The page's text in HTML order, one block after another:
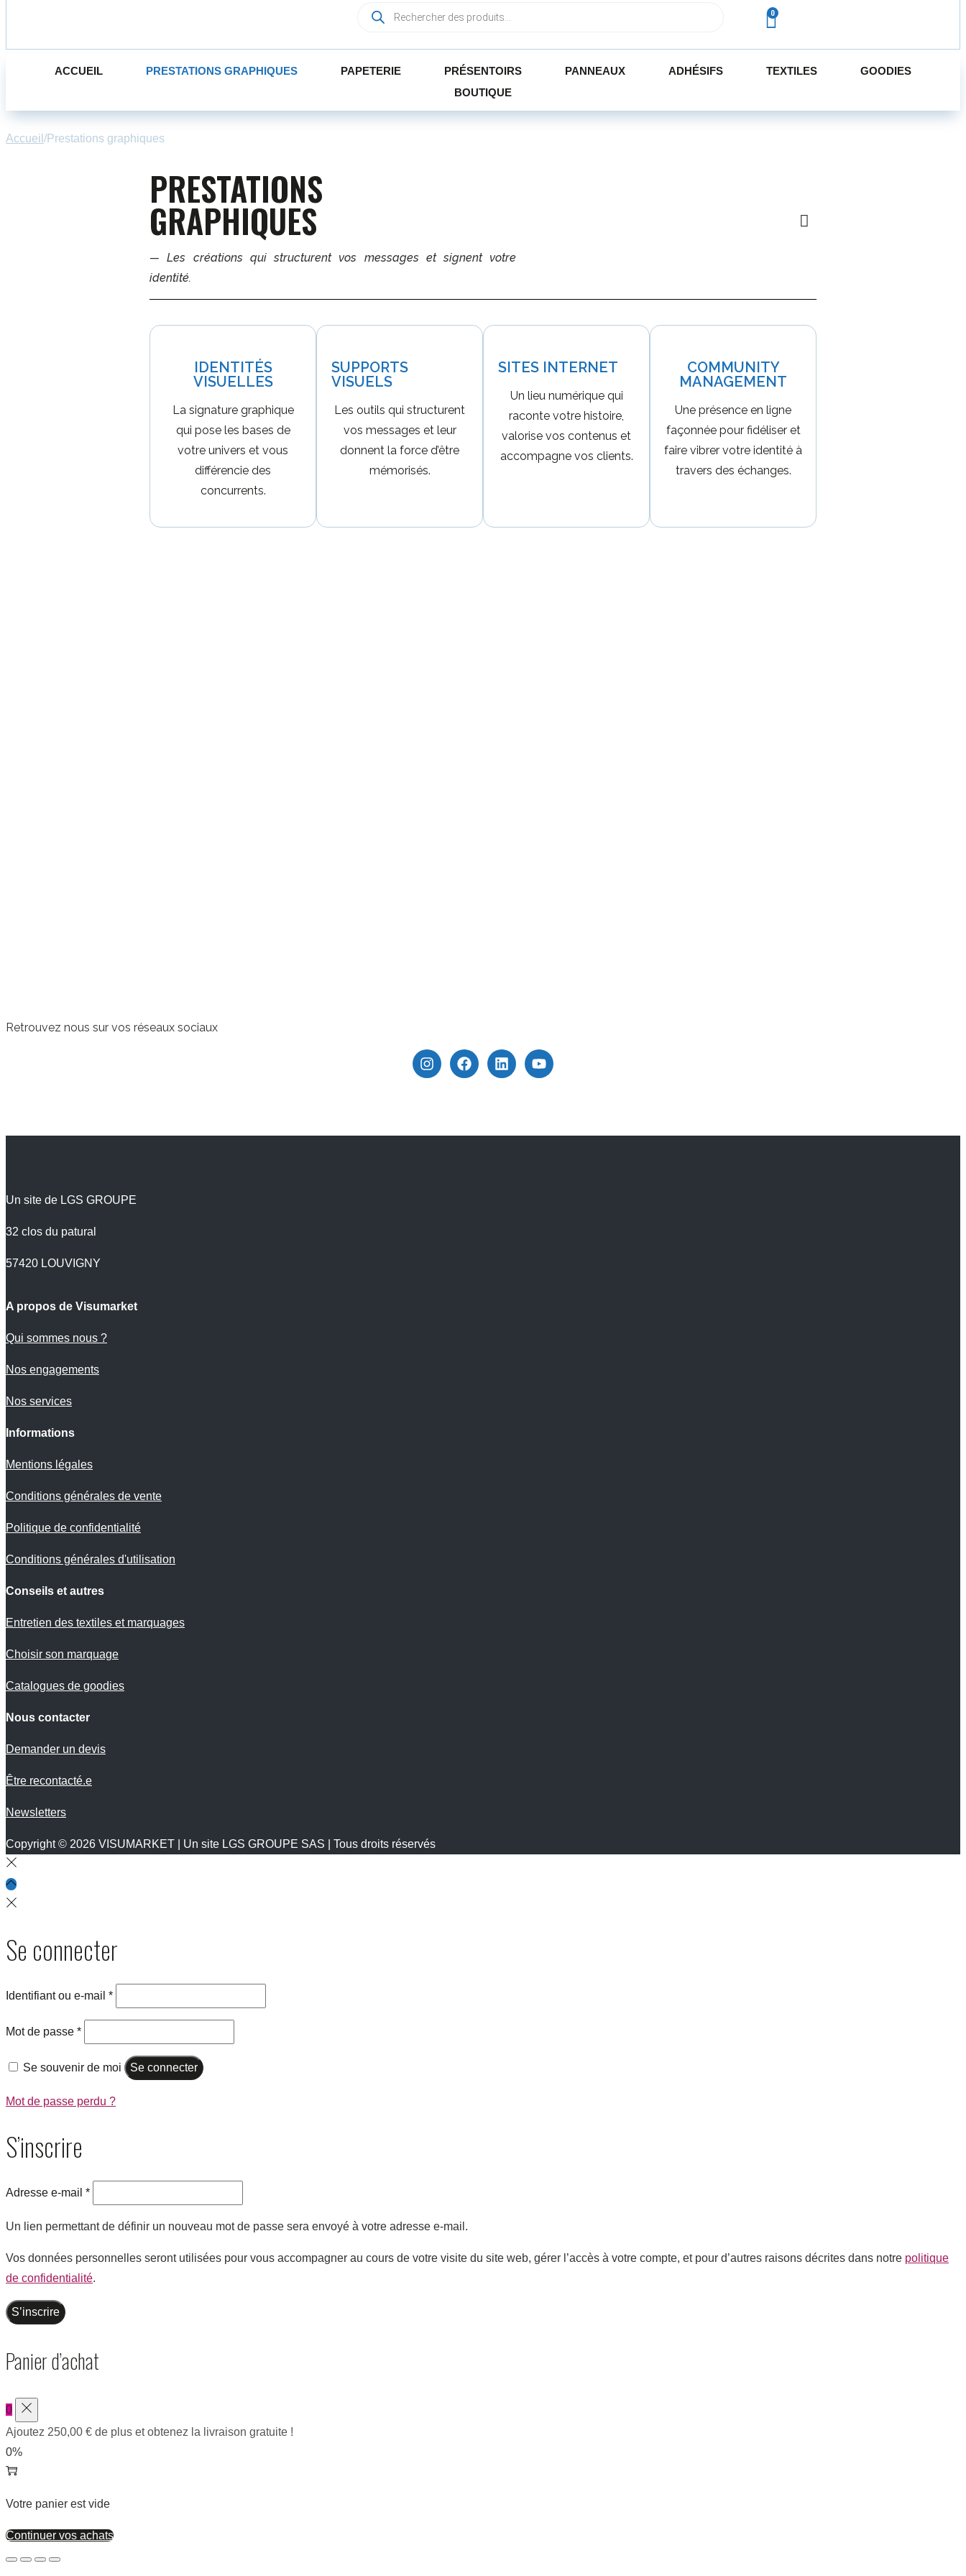
ACCUEIL PRESTATIONS GRAPHIQUES PAPETERIE PRÉSENTOIRS PANNEAUX ADHÉSIFS TEXTILES
GOODIES
BOUTIQUE
Accueil /Prestations graphiques
PRESTATIONS
GRAPHIQUES
— Les créations qui structurent vos messages et signent votre
identité.
IDENTITÉS
VISUELLES
La signature graphique
qui pose les bases de
votre univers et vous
différencie des
concurrents.
SUPPORTS
VISUELS
Les outils qui structurent
vos messages et leur
donnent la force d’être
mémorisés.
SITES INTERNET
Un lieu numérique qui
raconte votre histoire,
valorise vos contenus et
accompagne vos clients.
COMMUNITY
MANAGEMENT
Une présence en ligne
façonnée pour fidéliser et
faire vibrer votre identité à
travers des échanges.
Retrouvez nous sur vos réseaux sociaux
Un site de LGS GROUPE
32 clos du patural
57420 LOUVIGNY
A propos de Visumarket
Qui sommes nous ?
Nos engagements
Nos services
Informations
Mentions légales
Conditions générales de vente
Politique de confidentialité
Conditions générales d'utilisation
Conseils et autres
Entretien des textiles et marquages
Choisir son marquage
Catalogues de goodies
Nous contacter
Demander un devis
Être recontacté.e
Newsletters
Copyright © 2026 VISUMARKET | Un site LGS GROUPE SAS | Tous droits réservés
Se connecter
Identifiant ou e-mail *
Mot de passe *
Se souvenir de moi Se connecter
Mot de passe perdu ?
S’inscrire
Adresse e-mail *
Un lien permettant de définir un nouveau mot de passe sera envoyé à votre adresse e-mail.
Vos données personnelles seront utilisées pour vous accompagner au cours de votre visite du site web, gérer l’accès à votre compte, et pour d’autres raisons décrites dans notre politique
de confidentialité.
S’inscrire
Panier d’achat
0
Ajoutez 250,00 € de plus et obtenez la livraison gratuite !
0%
Votre panier est vide
Continuer vos achats